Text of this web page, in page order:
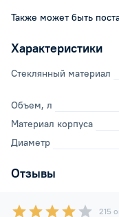
Также может быть
Характеристики
Стеклянный материал
Объем, л
Материал корпуса
Диаметр
Отзывы
215